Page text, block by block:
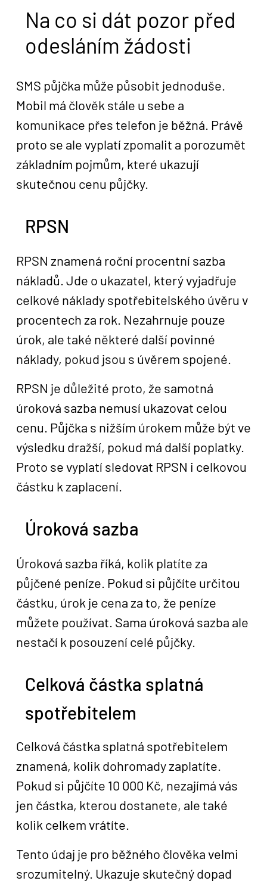
Na co si dát pozor před
odesláním žádosti
SMS půjčka může působit jednoduše.
Mobil má člověk stále u sebe a
komunikace přes telefon je běžná. Právě
proto se ale vyplatí zpomalit a porozumět
základním pojmům, které ukazují
skutečnou cenu půjčky.
RPSN
RPSN znamená roční procentní sazba
nákladů. Jde o ukazatel, který vyjadřuje
celkové náklady spotřebitelského úvěru v
procentech za rok. Nezahrnuje pouze
úrok, ale také některé další povinné
náklady, pokud jsou s úvěrem spojené.
RPSN je důležité proto, že samotná
úroková sazba nemusí ukazovat celou
cenu. Půjčka s nižším úrokem může být ve
výsledku dražší, pokud má další poplatky.
Proto se vyplatí sledovat RPSN i celkovou
částku k zaplacení.
Úroková sazba
Úroková sazba říká, kolik platíte za
půjčené peníze. Pokud si půjčíte určitou
částku, úrok je cena za to, že peníze
můžete používat. Sama úroková sazba ale
nestačí k posouzení celé půjčky.
Celková částka splatná
spotřebitelem
Celková částka splatná spotřebitelem
znamená, kolik dohromady zaplatíte.
Pokud si půjčíte 10 000 Kč, nezajímá vás
jen částka, kterou dostanete, ale také
kolik celkem vrátíte.
Tento údaj je pro běžného člověka velmi
srozumitelný. Ukazuje skutečný dopad